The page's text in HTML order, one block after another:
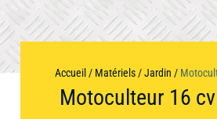
Accueil
À
propos
Notre
matériel
Accueil / Matériels /Jardin /
Motoculteur 16